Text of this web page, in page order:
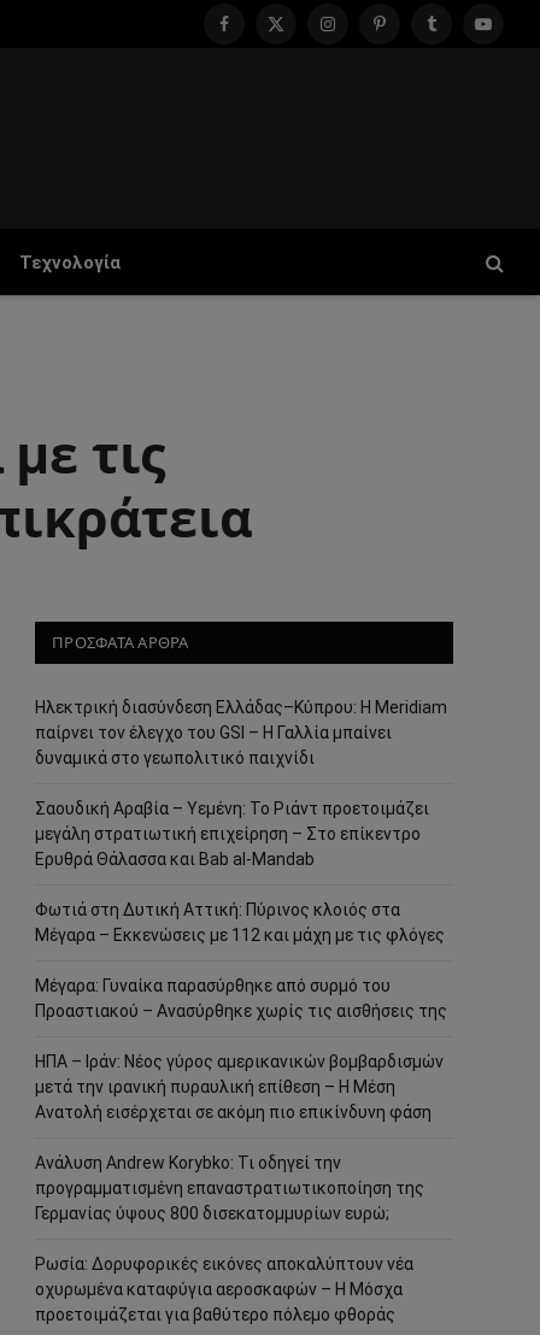
Facebook
X
InstagramPinterestTumblr
Τεχνολογία
τις
ΠΡΟΣΦΑΤΑ ΑΡΘΡΑ
Ηλεκτρική διασύνδεση Ελλάδας–Κύπρου: Η Meridiam
παίρνει τον έλεγχο του GSI – Η Γαλλία μπαίνει
δυναμικά στο γεωπολιτικό παιχνίδι
Σαουδική Αραβία – Υεμένη: Το Ριάντ προετοιμάζει
μεγάλη στρατιωτική επιχείρηση – Στο επίκεντρο
Ερυθρά Θάλασσα και Bab al-Mandab
Φωτιά στη Δυτική Αττική: Πύρινος κλοιός στα
Μέγαρα – Εκκενώσεις με 112 και μάχη με τις φλόγες
Μέγαρα: Γυναίκα παρασύρθηκε από συρμό του
Προαστιακού – Ανασύρθηκε χωρίς τις αισθήσεις της
ΗΠΑ – Ιράν: Νέος γύρος αμερικανικών βομβαρδισμών
μετά την ιρανική πυραυλική επίθεση – Η Μέση
Ανατολή εισέρχεται σε ακόμη πιο επικίνδυνη φάση
Ανάλυση Andrew Korybko: Τι οδηγεί την
προγραμματισμένη επαναστρατιωτικοποίηση της
Γερμανίας ύψους 800 δισεκατομμυρίων ευρώ;
Ρωσία: Δορυφορικές εικόνες αποκαλύπτουν νέα
οχυρωμένα καταφύγια αεροσκαφών – Η Μόσχα
προετοιμάζεται για βαθύτερο πόλεμο φθοράς